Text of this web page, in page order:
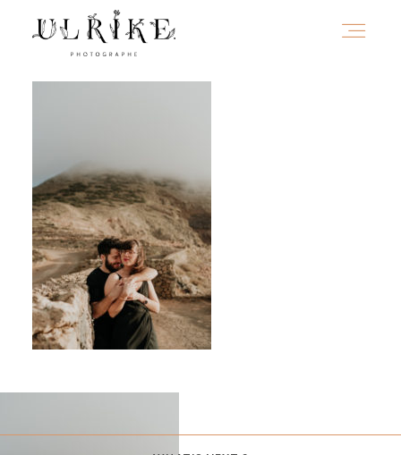
A PROPOS
PORTFOLIO
INFOS
JOURNAL